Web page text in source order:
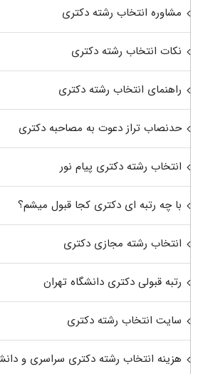
مشاوره انتخاب رشته دکتری
نکات انتخاب رشته دکتری
راهنمای انتخاب رشته دکتری
حدنصاب تراز دعوت به مصاحبه دکتری
انتخاب رشته دکتری پیام نور
با چه رتبه ای دکتری کجا قبول میشم؟
انتخاب رشته مجازی دکتری
رتبه قبولی دکتری دانشگاه تهران
سایت انتخاب رشته دکتری
هزینه انتخاب رشته دکتری سراسری و